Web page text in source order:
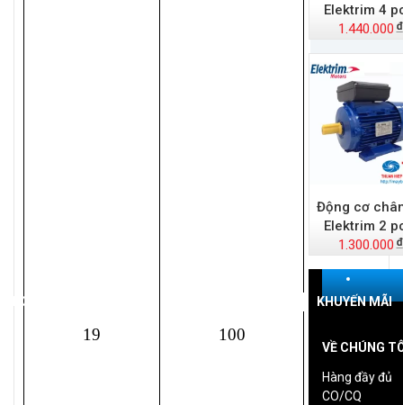
19 100
Elektrim 4
1.440.000
Động cơ
Elektrim 2
1.300.000
CHỦ KHUYẾN MÃI
VỀ CHÚNG
Hàng đầy đủ
CO/CQ